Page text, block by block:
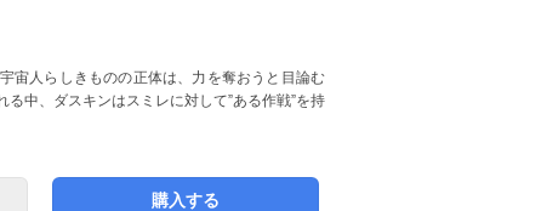
人らしきものの正体は、力を奪おうと目論む
中、ダスキンはスミレに対して”ある作戦”を持
購入する